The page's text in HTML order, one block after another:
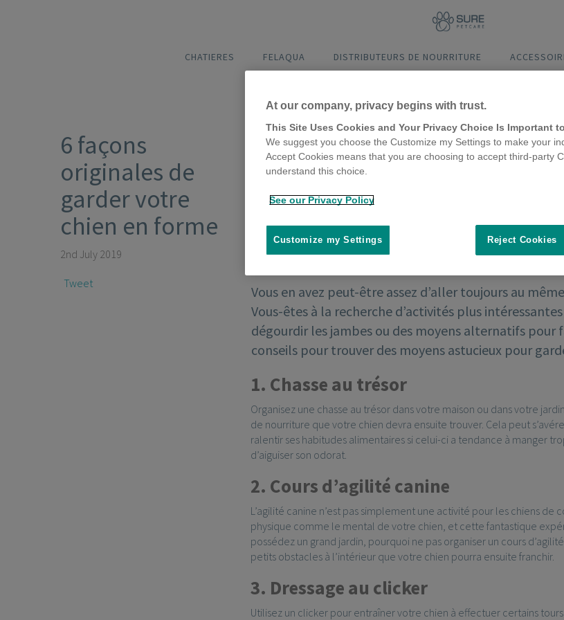
CHATIERES FELAQUA DISTRIBUTEURS DE NOURRITURE
6 façons
originales de
garder votre
chien en forme
2nd July 2019
Tweet
Vous en avez peut-être assez d’aller toujours au
Vous-êtes à la recherche d’activités plus
dégourdir les jambes ou des moyens alternatifs pour
conseils pour trouver des moyens astucieux pour
1. Chasse au trésor
Organisez une chasse au trésor dans votre maison ou dans votre
de nourriture que votre chien devra ensuite trouver. Cela peut
ralentir ses habitudes alimentaires si celui-ci a tendance à manger
d’aiguiser son odorat.
2. Cours d’agilité canine
L’agilité canine n’est pas simplement une activité pour les chiens
physique comme le mental de votre chien, et cette fantastique
possédez un grand jardin, pourquoi ne pas organiser un cours
petits obstacles à l’intérieur que votre chien pourra ensuite franchir.
3. Dressage au clicker
Utilisez un clicker pour entraîner votre chien à effectuer certains
At our company, privacy begins with trust.
This Site Uses Cookies and Your Privacy Choice Is Important
We suggest you choose the Customize my Settings to make your
Accept Cookies means that you are choosing to accept third-party
understand this choice.
See our Privacy Policy
Reject Cookies
Customize my Settings